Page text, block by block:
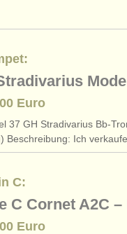
faq s'identifier
(2)
(7)
(1)
(10)
(1)
Euro
37 GH Stradivarius Bb-
Beschreibung: Ich
C:
C Cornet A2C –
Euro